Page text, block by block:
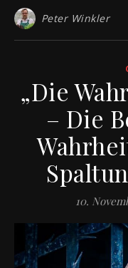
Peter Winkler
„Die
– Die
10.